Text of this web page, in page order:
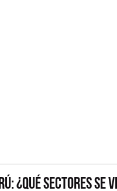
¿qué sectores se